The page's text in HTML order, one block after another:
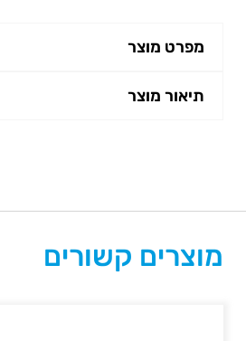
מפרט מוצר
תיאור מוצר
מוצרים קשורים